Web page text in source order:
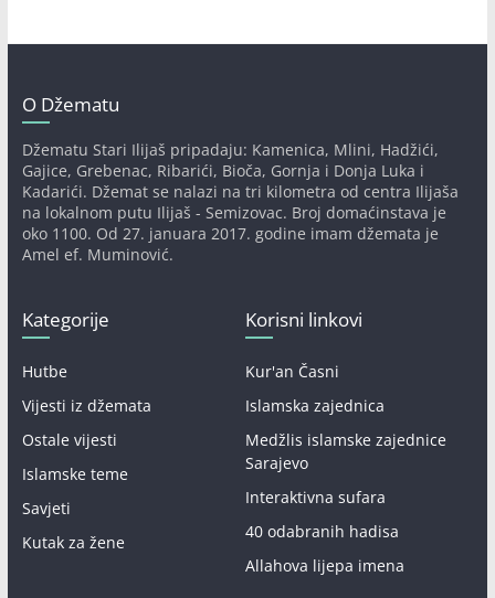
O Džematu
Džematu Stari Ilijaš pripadaju: Kamenica, Mlini, Hadžići,
Gajice, Grebenac, Ribarići, Bioča, Gornja i Donja Luka i
Kadarići. Džemat se nalazi na tri kilometra od centra Ilijaša
na lokalnom putu Ilijaš - Semizovac. Broj domaćinstava je
oko 1100. Od 27. januara 2017. godine imam džemata je
Amel ef. Muminović.
Kategorije
Hutbe
Vijesti iz džemata
Ostale vijesti
Islamske teme
Savjeti
Kutak za žene
Korisni linkovi
Kur'an Časni
Islamska zajednica
Medžlis islamske zajednice
Sarajevo
Interaktivna sufara
40 odabranih hadisa
Allahova lijepa imena